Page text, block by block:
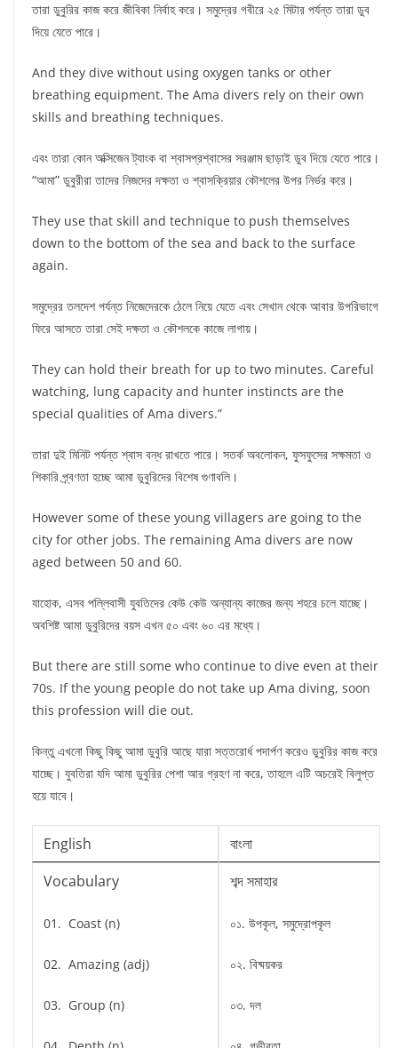
তারা ডুবুরির কাজ করে জীবিকা নির্বাহ করে। সমুদ্রের গবীরে ২৫ মিটার পর্যন্ত তারা ডুব
দিয়ে যেতে পারে।
And they dive without using oxygen tanks or other
breathing equipment. The Ama divers rely on their own
skills and breathing techniques.
এবং তারা কোন অক্সিজেন ট্যাংক বা শ্বাসপ্রশ্বাসের সরঞ্জাম ছাড়াই ডুব দিয়ে যেতে পারে।
“আমা” ডুবুরীরা তাদের নিজদের দক্ষতা ও শ্বাসক্রিয়ার কৌশলের উপর নির্ভর করে।
They use that skill and technique to push themselves
down to the bottom of the sea and back to the surface
again.
সমুদ্রের তলদেশ পর্যন্ত নিজেদেরকে ঠেলে নিয়ে যেতে এবং সেখান থেকে আবার উপরিভাগে
ফিরে আসতে তারা সেই দক্ষতা ও কৌশলকে কাজে লাগায়।
They can hold their breath for up to two minutes. Careful
watching, lung capacity and hunter instincts are the
special qualities of Ama divers.”
তারা দুই মিনিট পর্যন্ত শ্বাস বন্ধ রাখতে পারে। সতর্ক অবলোকন, ফুসফুসের সক্ষমতা ও
শিকারি প্র্বণতা হচ্ছে আমা ডুবুরিদের বিশেষ গুণাবলি।
However some of these young villagers are going to the
city for other jobs. The remaining Ama divers are now
aged between 50 and 60.
যাহোক, এসব পল্লিবাসী যুবতিদের কেউ কেউ অন্যান্য কাজের জন্য শহরে চলে যাচ্ছে।
অবশিষ্ট আমা ডুবুরিদের বয়স এখন ৫০ এবং ৬০ এর মধ্যে।
But there are still some who continue to dive even at their
70s. If the young people do not take up Ama diving, soon
this profession will die out.
কিন্তু এখনো কিছু কিছু আমা ডুবুরি আছে যারা সত্তরোর্ধ পদার্পণ করেও ডুবুরির কাজ করে
যাচ্ছে। যুবতিরা যদি আমা ডুবুরির পেশা আর গ্রহণ না করে, তাহলে এটি অচরেই বিলুপ্ত
হয়ে যাবে।
English
বাংলা
Vocabulary
01. Coast (n)
02. Amazing (adj)
03. Group (n)
শব্দ সমাহার
০১. উপকূল, সমুদ্রোপকূল
০২. বিষ্ময়কর
০৩. দল